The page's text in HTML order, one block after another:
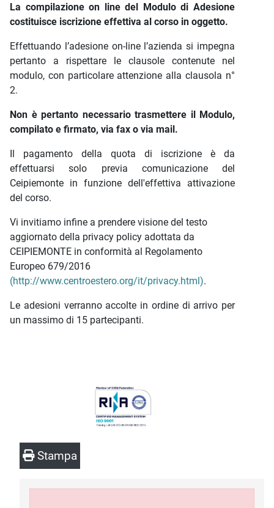
La compilazione on line del Modulo di Adesione
costituisce iscrizione effettiva al corso in oggetto.
Effettuando l’adesione on-line l’azienda si impegna
pertanto a rispettare le clausole contenute nel
modulo, con particolare attenzione alla clausola n°
2.
Non è pertanto necessario trasmettere il Modulo,
compilato e firmato, via fax o via mail.
Il pagamento della quota di iscrizione è da
effettuarsi solo previa comunicazione del
Ceipiemonte in funzione dell'effettiva attivazione
del corso.
Vi invitiamo infine a prendere visione del testo
aggiornato della privacy policy adottata da
CEIPIEMONTE in conformità al Regolamento
Europeo 679/2016
(http://www.centroestero.org/it/privacy.html).
Le adesioni verranno accolte in ordine di arrivo per
un massimo di 15 partecipanti.
Stampa